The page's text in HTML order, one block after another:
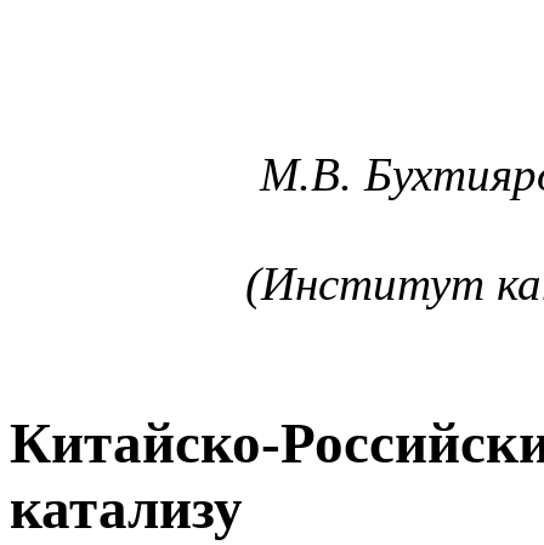
М.В.
(Институт
Китайско-
катализу